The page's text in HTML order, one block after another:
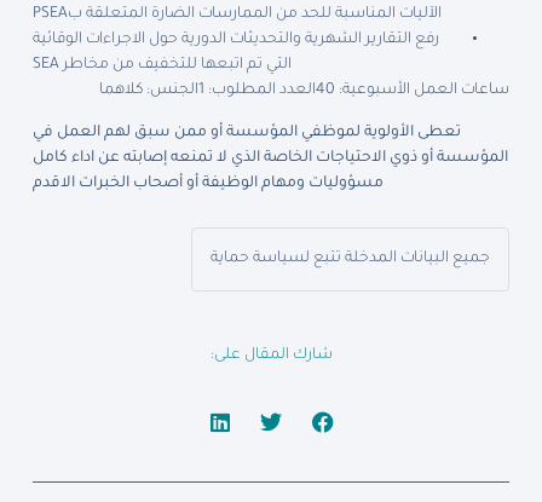
الآليات المناسبة للحد من الممارسات الضارة المتعلقة بPSEA
رفع التقارير الشهرية والتحديثات الدورية حول الاجراءات الوقائية
التي تم اتبعها للتخفيف من مخاطر SEA
ساعات العمل الأسبوعية: 40
العدد المطلوب: 1 الجنس: كلاهما
تعطى الأولوية لموظفي المؤسسة أو ممن سبق لهم العمل في
المؤسسة أو ذوي الاحتياجات الخاصة الذي لا تمنعه إصابته عن اداء كامل
مسؤوليات ومهام الوظيفة أو أصحاب الخبرات الاقدم
جميع البيانات المدخلة تتبع لسياسة حماية
شارك المقال على: